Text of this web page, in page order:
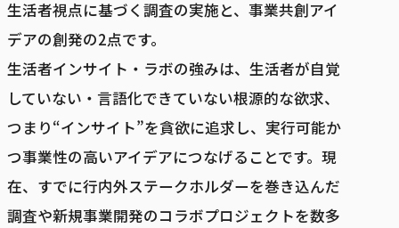
生活者視点に基づく調査の実施と、事業共創アイ
デアの創発の2点です。
生活者インサイト・ラボの強みは、生活者が自覚
していない・言語化できていない根源的な欲求、
つまり“インサイト”を貪欲に追求し、実行可能か
つ事業性の高いアイデアにつなげることです。現
在、すでに行内外ステークホルダーを巻き込んだ
調査や新規事業開発のコラボプロジェクトを数多